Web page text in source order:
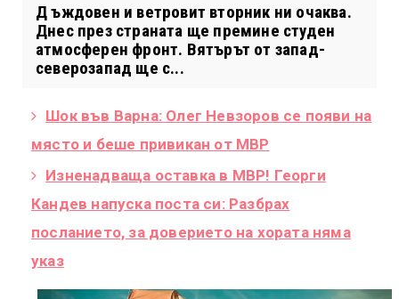
Д ъждовен и ветровит вторник ни очаква.
Днес през страната ще премине студен
атмосферен фронт. Вятърът от запад-
северозапад ще с...
Шок във Варна: Олег Невзоров се появи на
място и беше привикан от МВР
Изненадваща оставка в МВР! Георги
Кандев напуска поста си: Разбрах
посланието, за доверието на хората няма
указ